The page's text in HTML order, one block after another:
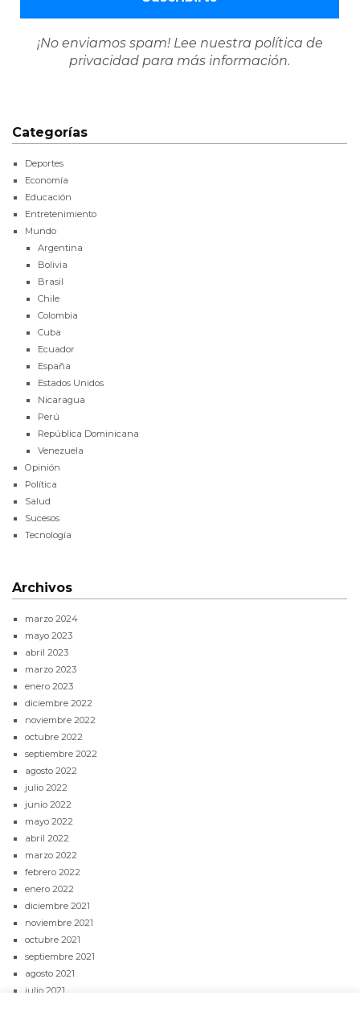
¡No enviamos spam! Lee nuestra política de
privacidad para más información.
Categorías
Deportes
Economía
Educación
Entretenimiento
Mundo
Argentina
Bolivia
Brasil
Chile
Colombia
Cuba
Ecuador
España
Estados Unidos
Nicaragua
Perú
República Dominicana
Venezuela
Opinión
Política
Salud
Sucesos
Tecnología
Archivos
marzo 2024
mayo 2023
abril 2023
marzo 2023
enero 2023
diciembre 2022
noviembre 2022
octubre 2022
septiembre 2022
agosto 2022
julio 2022
junio 2022
mayo 2022
abril 2022
marzo 2022
febrero 2022
enero 2022
diciembre 2021
noviembre 2021
octubre 2021
septiembre 2021
agosto 2021
julio 2021